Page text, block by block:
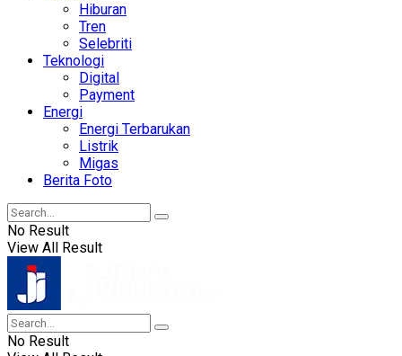
Hiburan
Tren
Selebriti
Teknologi
Digital
Payment
Energi
Energi Terbarukan
Listrik
Migas
Berita Foto
No Result
View All Result
No Result